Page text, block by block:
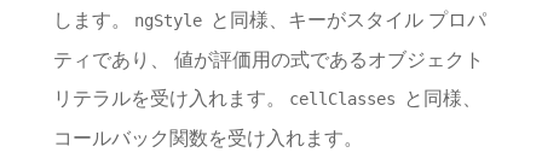
します。
ngStyle
と同様、キーがスタイル プロパ
ティであり、 値が評価用の式であるオブジェクト
リテラルを受け入れます。
cellClasses
と同様、
コールバック関数を受け入れます。